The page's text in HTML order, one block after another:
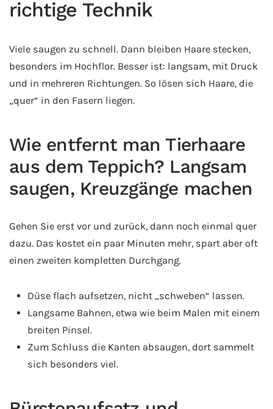
richtige Technik
Viele saugen zu schnell. Dann bleiben Haare stecken,
besonders im Hochflor. Besser ist: langsam, mit Druck
und in mehreren Richtungen. So lösen sich Haare, die
„quer“ in den Fasern liegen.
Wie entfernt man Tierhaare
aus dem Teppich? Langsam
saugen, Kreuzgänge machen
Gehen Sie erst vor und zurück, dann noch einmal quer
dazu. Das kostet ein paar Minuten mehr, spart aber oft
einen zweiten kompletten Durchgang.
Düse flach aufsetzen, nicht „schweben“ lassen.
Langsame Bahnen, etwa wie beim Malen mit einem
breiten Pinsel.
Zum Schluss die Kanten absaugen, dort sammelt
sich besonders viel.